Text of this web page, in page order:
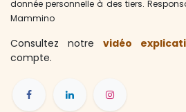
donnée personnelle à des tiers.
Mammino
Consultez notre vidéo
compte.